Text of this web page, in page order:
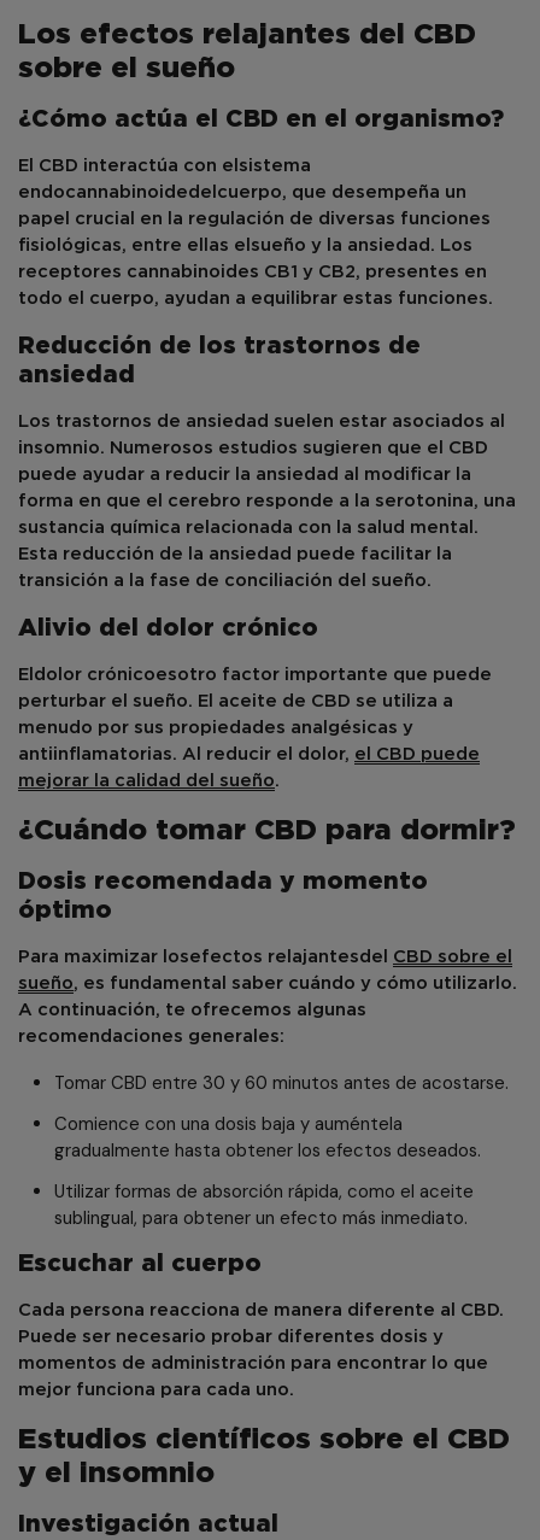
Los efectos relajantes del CBD
sobre el sueño
¿Cómo actúa el CBD en el organismo?
El CBD interactúa con el sistema
endocannabinoidedel cuerpo, que desempeña un
papel crucial en la regulación de diversas funciones
fisiológicas, entre ellas el sueño y la ansiedad . Los
receptores cannabinoides CB1 y CB2, presentes en
todo el cuerpo, ayudan a equilibrar estas funciones.
Reducción de los trastornos de
ansiedad
Los trastornos de ansiedad suelen estar asociados al
insomnio. Numerosos estudios sugieren que el CBD
puede ayudar a reducir la ansiedad al modificar la
forma en que el cerebro responde a la serotonina, una
sustancia química relacionada con la salud mental.
Esta reducción de la ansiedad puede facilitar la
transición a la fase de conciliación del sueño.
Alivio del dolor crónico
El dolor crónicoesotro factor importante que puede
perturbar el sueño. El aceite de CBD se utiliza a
menudo por sus propiedades analgésicas y
antiinflamatorias. Al reducir el dolor, el CBD puede
mejorar la calidad del sueño.
¿Cuándo tomar CBD para dormir?
Dosis recomendada y momento
óptimo
Para maximizar losefectos relajantesdel
CBD sobre el
sueño, es fundamental saber cuándo y cómo utilizarlo.
A continuación, te ofrecemos algunas
recomendaciones generales:
Tomar CBD entre 30 y 60 minutos antes de acostarse.
Comience con una dosis baja y auméntela
gradualmente hasta obtener los efectos deseados.
Utilizar formas de absorción rápida, como el aceite
sublingual, para obtener un efecto más inmediato.
Escuchar al cuerpo
Cada persona reacciona de manera diferente al CBD.
Puede ser necesario probar diferentes dosis y
momentos de administración para encontrar lo que
mejor funciona para cada uno.
Estudios científicos sobre el CBD
y el insomnio
Investigación actual